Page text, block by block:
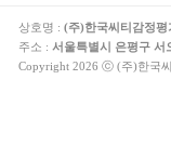
상호명 : (주)한국씨티감정평
주소 : 서울특별시 은평구 서
Copyright 2026 ⓒ (주)한국